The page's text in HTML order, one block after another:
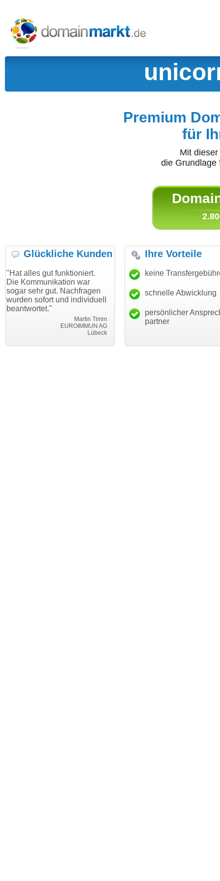
Premium
für
Mit
die
Glückliche Kunden
funktioniert.
war
gut. Nachfragen
und individuell
EUROIMMUN AG
"Danke für den schnellen
Transfer und guten Service!"
Thomas Schäfer
i can eckert communication GmbH
"Ich bin
haben.
mein
Ihre Vorteile
keine
schnelle Abwicklung
persönlicher
partner